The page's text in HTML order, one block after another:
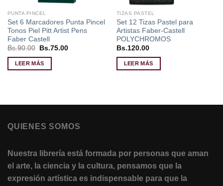
PUNTA PINCEL
Set 6 Marcadores Punta Pincel
Tonos Piel Pitt Artist Pens
Faber Castell
Bs.90.00
El
original
era:
Bs.75.00El
LEER MÁS
TIZAS PASTEL
Set 12 Tizas Pastel para
Artistas Faber-Castell
POLYCHROMOS
Bs.120.00
LEER MÁS
QUIENES SOMOS
Nuestra librería está formada por personas que aman
el arte, la ciencia y la cultura, pensamos que la
expresión artística es indispensable para que la